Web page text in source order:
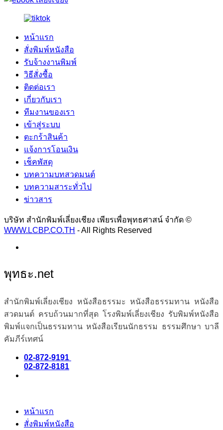
หน้าแรก
สั่งพิมพ์หนังสือ
รับจ้างงานพิมพ์
วิธีสั่งซื้อ
ติดต่อเรา
เกี่ยวกับเรา
ทีมงานของเรา
เข้าสู่ระบบ
ตะกร้าสินค้า
แจ้งการโอนเงิน
เช็คพัสดุ
บทความบทสวดมนต์
บทความสาระทั่วไป
ข่าวสาร
บริษัท สำนักพิมพ์เลี่ยงเชียง เพียรเพื่อพุทธศาสน์ จำกัด ©
WWW.LCBP.CO.TH - All Rights Reserved
พุทธะ.net
สำนักพิมพ์เลี่ยงเชียง หนังสือธรรมะ หนังสือธรรมทาน หนังสือ
สวดมนต์ ครบถ้วนมากที่สุด โรงพิมพ์เลี่ยงเชียง รับพิมพ์หนังสือ
พิมพ์แจกเป็นธรรมทาน หนังสือเรียนนักธรรม ธรรมศึกษา บาลี
คัมภีร์เทศน์
02-872-9191
02-872-8181
หน้าแรก
สั่งพิมพ์หนังสือ